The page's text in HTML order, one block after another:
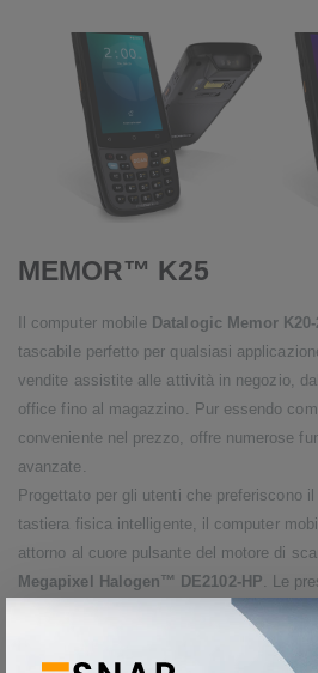
MEMOR™ K25
Il computer mobile Datalogic Memor K20-
tascabile perfetto per qualsiasi
vendite assistite alle attività in negozio,
office fino al magazzino. Pur essendo
conveniente nel prezzo, offre numerose
avanzate.
Progettato per gli utenti che preferiscono
tastiera fisica intelligente, il computer
attorno al cuore pulsante del motore di
Megapixel Halogen™ DE2102-HP . Le
massimi livelli della categoria sono
sfruttamento della potenza delle librerie di
Datalogic.